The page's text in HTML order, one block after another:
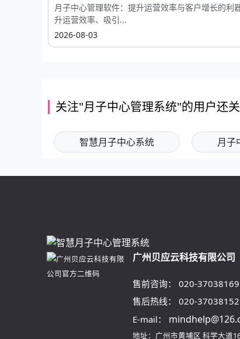
月子中心管理软件：提升运营效率与客户增长的利
升运营效率、吸引...
2026-08-03
关注"月子中心管理系统"的用户还
智慧月子中心系统 月子
广州贝应云科技有限公司
售前咨询： 020-37038169
售后热线：
020-37038152
E-mail：
地址：广州市黄埔区 科学大道